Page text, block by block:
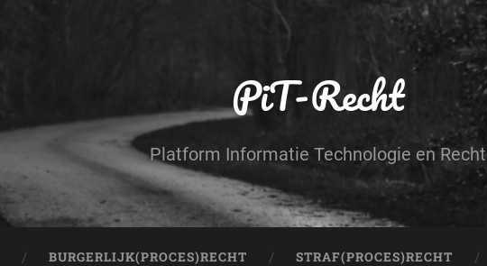
PiT-Recht
Platform Informatie Technologie en Recht
BURGERLIJK(PROCES)RECHT STRAF(PROCES)RECHT